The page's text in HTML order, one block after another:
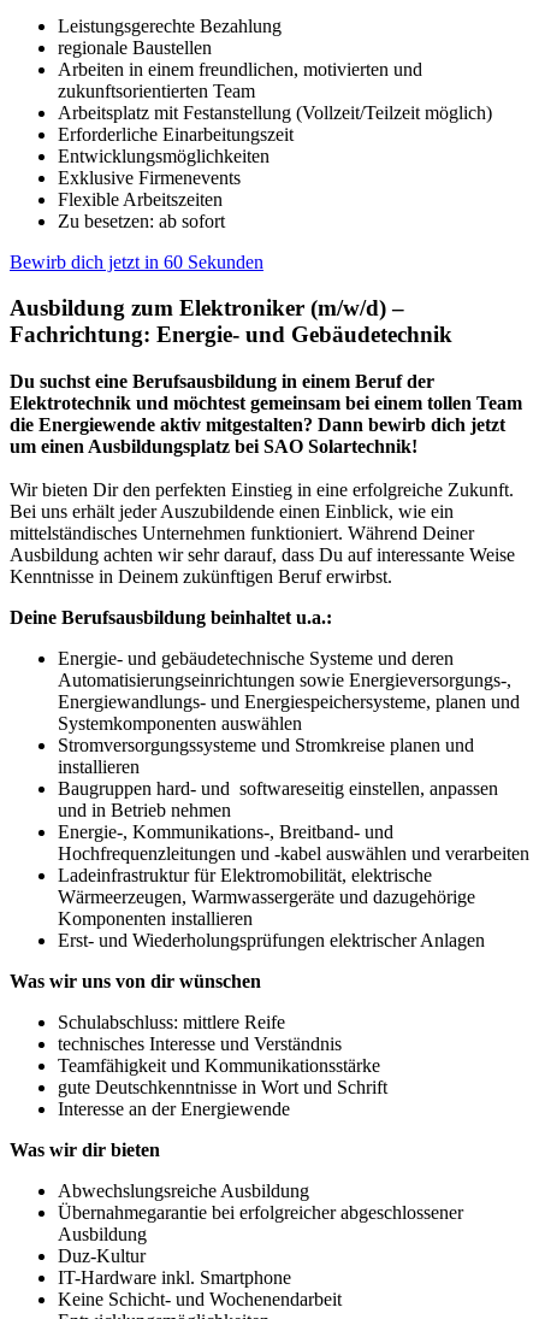
Leistungsgerechte Bezahlung
regionale Baustellen
Arbeiten in einem freundlichen, motivierten und
zukunftsorientierten Team
Arbeitsplatz mit Festanstellung (Vollzeit/Teilzeit möglich)
Erforderliche Einarbeitungszeit
Entwicklungsmöglichkeiten
Exklusive Firmenevents
Flexible Arbeitszeiten
Zu besetzen: ab sofort
Bewirb dich jetzt in 60 Sekunden
Ausbildung zum Elektroniker (m/w/d) –
Fachrichtung: Energie- und Gebäudetechnik
Du suchst eine Berufsausbildung in einem Beruf der
Elektrotechnik und möchtest gemeinsam bei einem tollen Team
die Energiewende aktiv mitgestalten? Dann bewirb dich jetzt
um einen Ausbildungsplatz bei SAO Solartechnik!
​Wir bieten Dir den perfekten Einstieg in eine erfolgreiche Zukunft.
Bei uns erhält jeder Auszubildende einen Einblick, wie ein
mittelständisches Unternehmen funktioniert. Während Deiner
Ausbildung achten wir sehr darauf, dass Du auf interessante Weise ​
Kenntnisse in Deinem zukünftigen Beruf erwirbst.
Deine Berufsausbildung beinhaltet u.a.:
Energie- und gebäudetechnische Systeme und deren
Automatisierungseinrichtungen sowie Energieversorgungs-,
Energiewandlungs- und Energiespeichersysteme, planen und
Systemkomponenten auswählen
Stromversorgungssysteme und Stromkreise planen und
installieren
Baugruppen hard- und softwareseitig einstellen, anpassen
und in Betrieb nehmen
Energie-, Kommunikations-, Breitband- und
Hochfrequenzleitungen und -kabel auswählen und verarbeiten
Ladeinfrastruktur für Elektromobilität, elektrische
Wärmeerzeugen, Warmwassergeräte und dazugehörige
Komponenten installieren
Erst- und Wiederholungsprüfungen elektrischer Anlagen
Was wir uns von dir wünschen
Schulabschluss: mittlere Reife
technisches Interesse und Verständnis
Teamfähigkeit und Kommunikationsstärke
gute Deutschkenntnisse in Wort und Schrift
Interesse an der Energiewende
Was wir dir bieten
Abwechslungsreiche Ausbildung
Übernahmegarantie bei erfolgreicher abgeschlossener
Ausbildung
Duz-Kultur
IT-Hardware inkl. Smartphone
Keine Schicht- und Wochenendarbeit